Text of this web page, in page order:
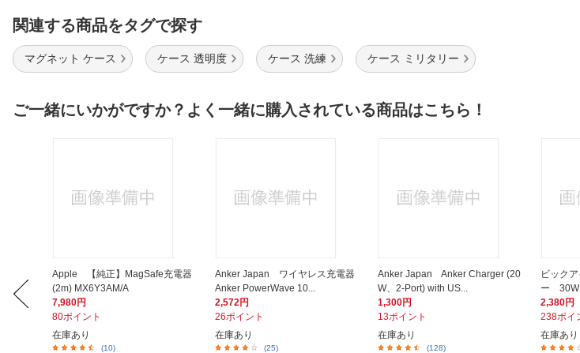
関連する商品をタグで探す
マグネット ケース ケース 透明度 ケース 洗練 ケース ミリタリー
ご一緒にいかがですか？よく一緒に購入されている商品はこちら！
Apple 【純正】MagSafe充電器
(2m) MX6Y3AM/A
7,980円
80ポイント
在庫あり
(10)
Anker Japan ワイヤレス充電器
Anker PowerWave 10...
2,572円
26ポイント
在庫あり
(25)
Anker Japan Anker Charger (20
W、2-Port) with US...
1,300円
13ポイント
在庫あり
(128)
ビック
ー 30W
2,380円
238ポイ
在庫あり